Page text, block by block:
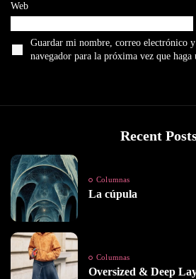
Web
Guardar mi nombre, correo electrónico
navegador para la próxima vez que haga
Recent
Columnas
La cúpula
Columnas
Oversized & Deep